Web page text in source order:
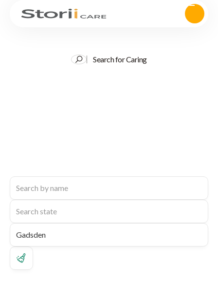
Search for Caring